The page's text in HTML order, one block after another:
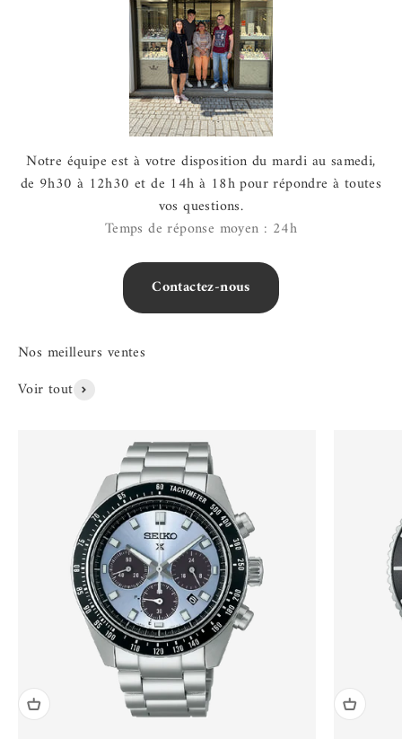
Notre équipe est à votre disposition du mardi au samedi,
de 9h30 à 12h30 et de 14h à 18h pour répondre à toutes
vos questions.
Temps de réponse moyen : 24h
Contactez-nous
Voir tout